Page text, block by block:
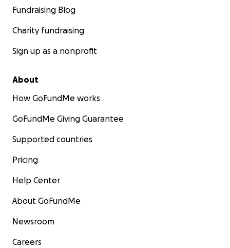
Fundraising Blog
Charity fundraising
Sign up as a nonprofit
About
How GoFundMe works
GoFundMe Giving Guarantee
Supported countries
Pricing
Help Center
About GoFundMe
Newsroom
Careers